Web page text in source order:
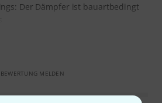
Der Dämpfer ist bauartbedingt
BEWERTUNG MELDEN